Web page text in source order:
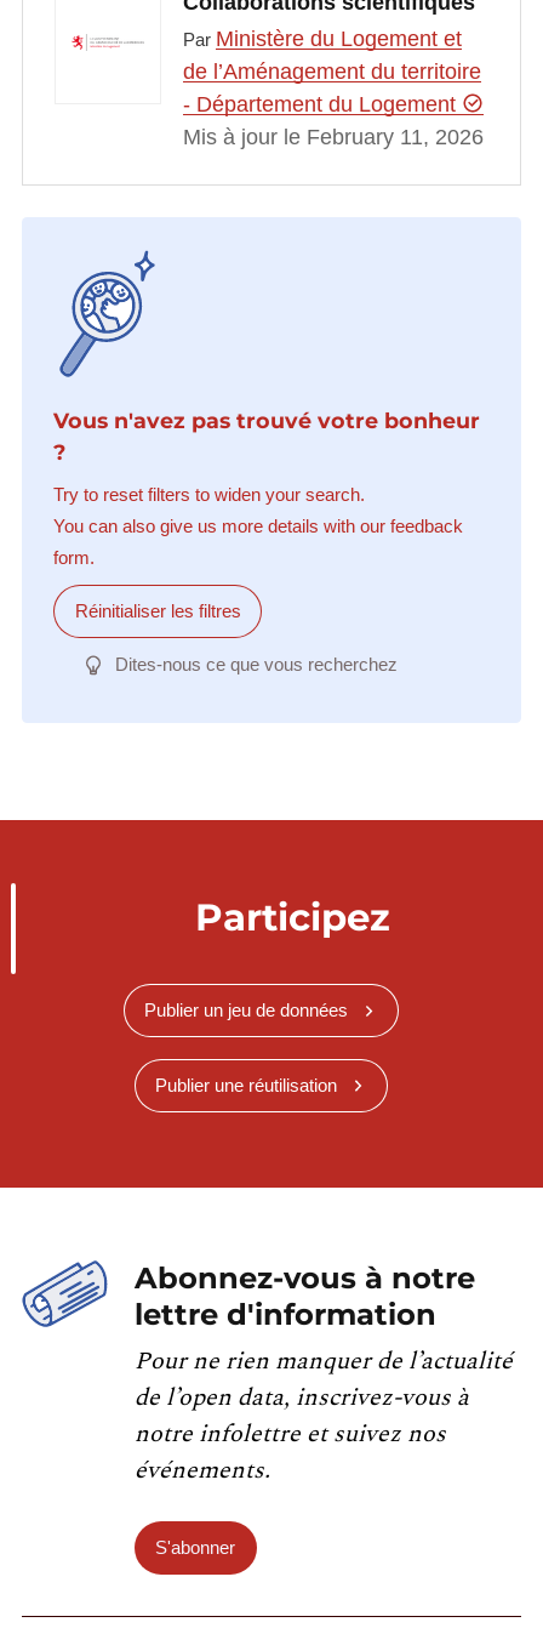
Par Ministère du Logement et
de l’Aménagement du territoire
- Département du Logement
Mis à jour le February 11, 2026
Vous n'avez pas trouvé votre bonheur
?
Try to reset filters to widen your search.
You can also give us more details with our feedback
form.
Réinitialiser les filtres
Dites-nous ce que vous recherchez
Participez
Publier un jeu de données
Publier une réutilisation
Abonnez-vous à notre
lettre d'information
Pour ne rien manquer de l’actualité
de l’open data, inscrivez-vous à
notre infolettre et suivez nos
événements.
S'abonner